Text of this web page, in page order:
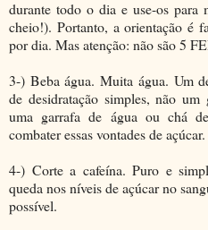
durante todo o dia e use-os para
cheio!). Portanto, a orientação é
por dia. Mas atenção: não são 5
3-) Beba água.Muita água. Um
de desidratação simples, não
uma garrafa de água ou chá
combater essas vontades de açúcar.
4-) Corte a cafeína.Puro e
queda nos níveis de açúcar no
possível.